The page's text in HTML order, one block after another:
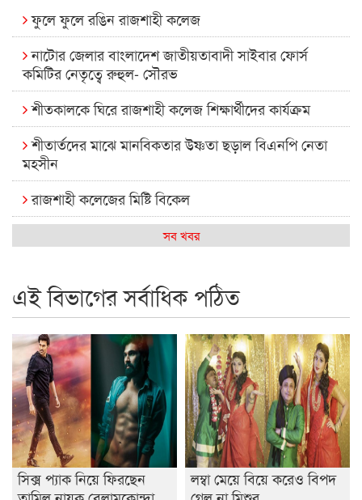
ফুলে ফুলে রঙিন রাজশাহী কলেজ
নাটোর জেলার বাংলাদেশ জাতীয়তাবাদী সাইবার ফোর্স
কমিটির নেতৃত্বে রুহুল- সৌরভ
শীতকালকে ঘিরে রাজশাহী কলেজ শিক্ষার্থীদের কার্যক্রম
শীতার্তদের মাঝে মানবিকতার উষ্ণতা ছড়াল বিএনপি নেতা
মহসীন
রাজশাহী কলেজের মিষ্টি বিকেল
কেমন আছে আমাদের দেশের মধ্যবিত্তরা
রাজশাইন একাডেমির ফল প্রকাশ ও পুরস্কার বিতরণ
রাজশাহী কলেজের শিক্ষার্থী শাখাওয়াত পেলেন স্টার এক্সিলেন্স
অ্যাওয়ার্ড
বিশ্ব নদী বিবস উপলক্ষে নদী সুরক্ষায় নাওযাত্রা
খেলার মাঠে বানানো হয়েছে গর্ত ঝুঁকিতে আষাড়িয়াদহর দুই
বিদ্যালয়
ইসলামের ইতিহাস ও সংস্কৃতি বিভাগের লাইট হাউজ ক্লাবের
সব খবর
এই বিভাগের সর্বাধিক পঠিত
সিক্স প্যাক নিয়ে ফিরছেন
লম্বা মেয়ে বিয়ে করেও বিপদ